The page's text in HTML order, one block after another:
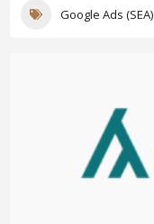
Google Ads (SEA)